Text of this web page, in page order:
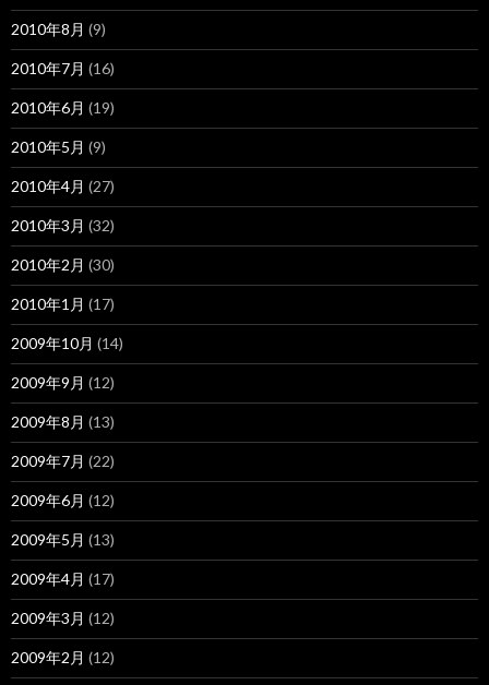
2010年8月 (9)
2010年7月 (16)
2010年6月 (19)
2010年5月 (9)
2010年4月 (27)
2010年3月 (32)
2010年2月 (30)
2010年1月 (17)
2009年10月 (14)
2009年9月 (12)
2009年8月 (13)
2009年7月 (22)
2009年6月 (12)
2009年5月 (13)
2009年4月 (17)
2009年3月 (12)
2009年2月 (12)